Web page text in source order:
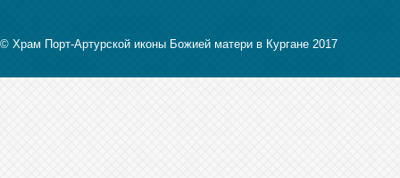
© Храм Порт-Артурской иконы Божией матери в Кургане 2017